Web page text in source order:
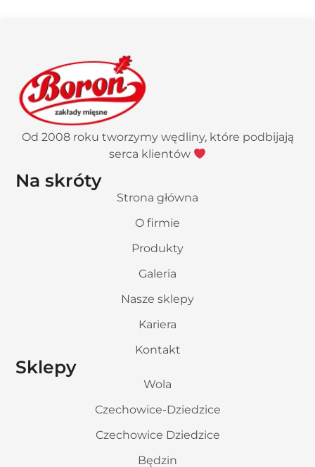
Od 2008 roku tworzymy wędliny, które podbijają
serca klientów
Na skróty
Strona główna
O firmie
Produkty
Galeria
Nasze sklepy
Kariera
Kontakt
Sklepy
Wola
Czechowice-Dziedzice
Czechowice Dziedzice
Będzin